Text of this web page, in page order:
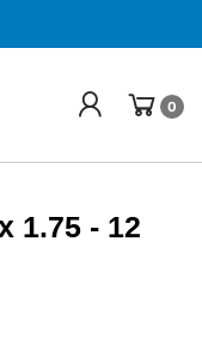
0
1.75 - 12